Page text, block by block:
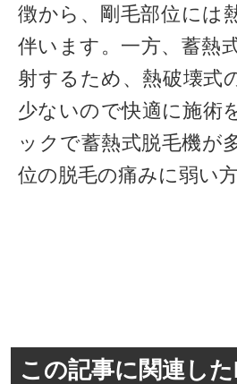
徴から、剛毛部位には
伴います。一方、蓄熱
射するため、熱破壊式
少ないので快適に施術
ックで蓄熱式脱毛機が
位の脱毛の痛みに弱い
この記事に関連し